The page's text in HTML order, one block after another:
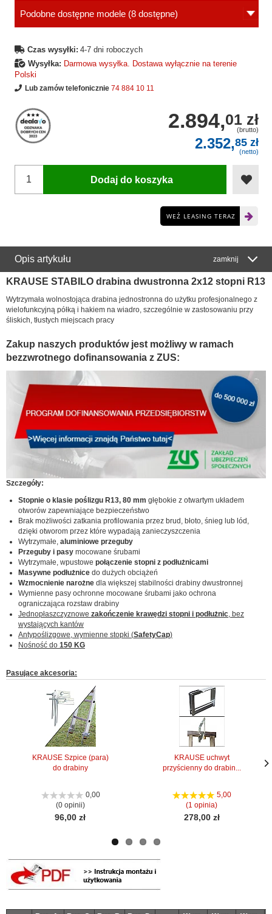
Podobne dostępne modele (8 dostępne)
Czas wysyłki: 4-7 dni roboczych
Wysyłka: Darmowa wysyłka. Dostawa wyłącznie na terenie
Polski
Lub zamów telefonicznie 74 884 10 11
2.894,01 zł
(brutto)
2.352,85 zł
(netto)
Dodaj do koszyka
WEŹ LEASING TERAZ
Opis artykułu zamknij
KRAUSE STABILO drabina dwustronna 2x12 stopni R13
Wytrzymała wolnostojąca drabina jednostronna do użytku profesjonalnego z
wielofunkcyjną półką i hakiem na wiadro, szczególnie w zastosowaniu przy
śliskich, tłustych miejscach pracy
Zakup naszych produktów jest możliwy w ramach
bezzwrotnego dofinansowania z ZUS:
Szczegóły:
Stopnie o klasie poślizgu R13, 80 mm głębokie z otwartym układem
otworów zapewniające bezpieczeństwo
Brak możliwości zatkania profilowania przez brud, błoto, śnieg lub lód,
dzięki otworom przez które wypadają zanieczyszczenia
Wytrzymałe, aluminiowe przeguby
Przeguby i pasy mocowane śrubami
Wytrzymałe, wpustowe połączenie stopni z podłużnicami
Masywne podłużnice do dużych obciążeń
Wzmocnienie narożne dla większej stabilności drabiny dwustronnej
Wymienne pasy ochronne mocowane śrubami jako ochrona
ograniczająca rozstaw drabiny
Jednopłaszczyznowe zakończenie krawędzi stopni i podłużnic, bez
wystających kantów
Antypoślizgowe, wymienne stopki (SafetyCap)
Nośność do 150 KG
Pasujące akcesoria:
KRAUSE Szpice (para)
do drabiny
0,00
(0 opinii)
96,00 zł
KRAUSE uchwyt
przyścienny do drabin...
5,00
(1 opinia)
278,00 zł